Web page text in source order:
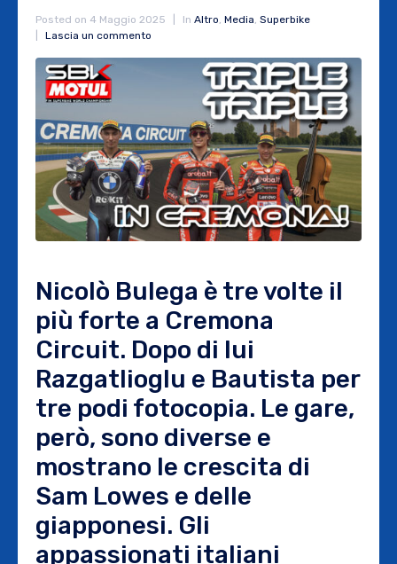
Posted on 4 Maggio 2025 In Altro, Media, Superbike
Lascia un commento
Nicolò Bulega è tre volte il
più forte a Cremona
Circuit. Dopo di lui
Razgatlioglu e Bautista per
tre podi fotocopia. Le gare,
però, sono diverse e
mostrano le crescita di
Sam Lowes e delle
giapponesi. Gli
appassionati italiani